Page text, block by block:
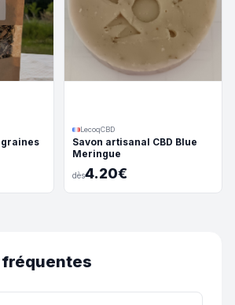
LecoqCBD
Savon artisanal CBD Blue
Meringue
dès4.20€